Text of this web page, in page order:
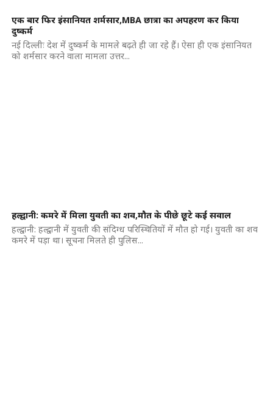
एक बार फिर इंसानियत शर्मसार,MBA छात्रा का अपहरण कर किया
दुष्कर्म
नई दिल्लीः देश में दुष्कर्म के मामले बढ़ते ही जा रहे हैं। ऐसा ही एक इंसानियत
को शर्मसार करने वाला मामला उत्तर...
हल्द्वानी: कमरे में मिला युवती का शव,मौत के पीछे छूटे कई सवाल
हल्द्वानी: हल्द्वानी में युवती की संदिग्ध परिस्थितियों में मौत हो गई। युवती का शव
कमरे में पड़ा था। सूचना मिलते ही पुलिस...